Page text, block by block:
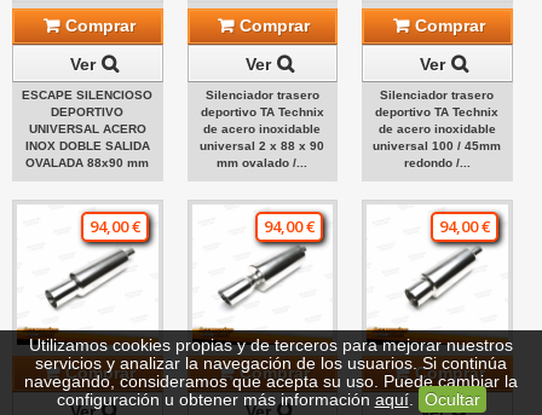
Comprar
Ver
ESCAPE SILENCIOSO
DEPORTIVO
UNIVERSAL ACERO
INOX DOBLE SALIDA
OVALADA 88x90 mm
Comprar
Ver
Silenciador trasero
deportivo TA Technix
de acero inoxidable
universal 2 x 88 x 90
mm ovalado /...
Comprar
Ver
Silenciador trasero
deportivo TA Technix
de acero inoxidable
universal 100 / 45mm
redondo /...
94,00 €
Comprar
94,00 €
Comprar
94,00 €
Comprar
Utilizamos cookies propias y de terceros para mejorar nuestros
servicios y analizar la navegación de los usuarios. Si continúa
navegando, consideramos que acepta su uso. Puede cambiar la
configuración u obtener más información aquí. Ocultar